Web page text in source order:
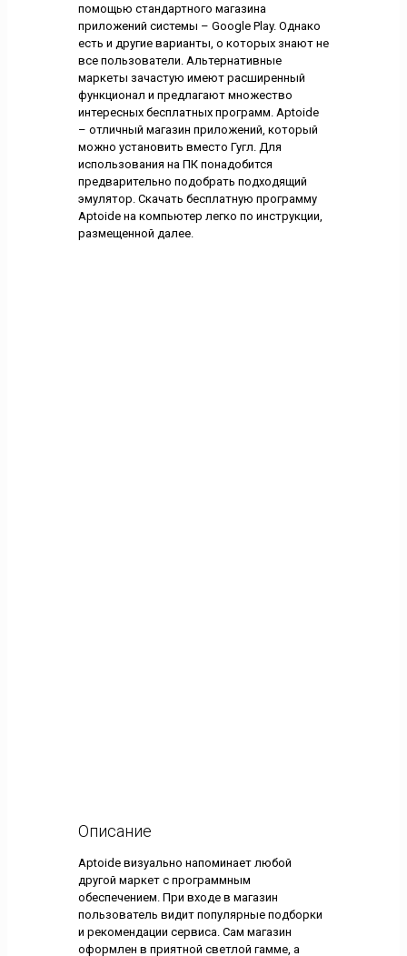
помощью стандартного магазина
приложений системы – Google Play. Однако
есть и другие варианты, о которых знают не
все пользователи. Альтернативные
маркеты зачастую имеют расширенный
функционал и предлагают множество
интересных бесплатных программ. Aptoide
– отличный магазин приложений, который
можно установить вместо Гугл. Для
использования на ПК понадобится
предварительно подобрать подходящий
эмулятор. Скачать бесплатную программу
Aptoide на компьютер легко по инструкции,
размещенной далее.
Описание
Aptoide визуально напоминает любой
другой маркет с программным
обеспечением. При входе в магазин
пользователь видит популярные подборки
и рекомендации сервиса. Сам магазин
оформлен в приятной светлой гамме, а